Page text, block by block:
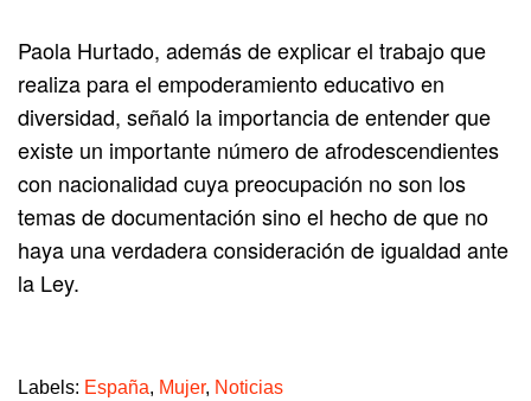
Paola Hurtado, además de explicar el trabajo que
realiza para el empoderamiento educativo en
diversidad, señaló la importancia de entender que
existe un importante número de afrodescendientes
con nacionalidad cuya preocupación no son los
temas de documentación sino el hecho de que no
haya una verdadera consideración de igualdad ante
la Ley.
Labels: España, Mujer, Noticias